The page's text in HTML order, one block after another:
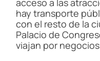
acceso a las
hay transporte
con el resto de la
Palacio de
viajan por